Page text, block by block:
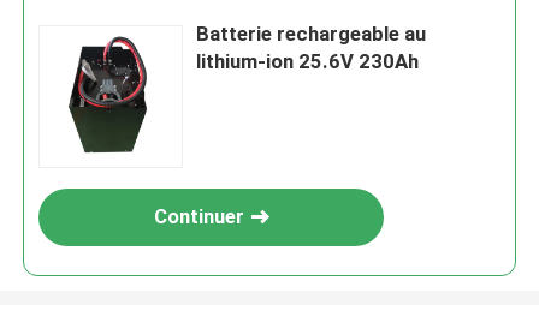
Batterie rechargeable au
lithium-ion 25.6V 230Ah
Continuer